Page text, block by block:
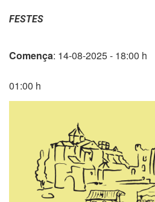
L'eclipsi
FESTES
Comença: 14-08-2025 - 18:00 h
01:00 h